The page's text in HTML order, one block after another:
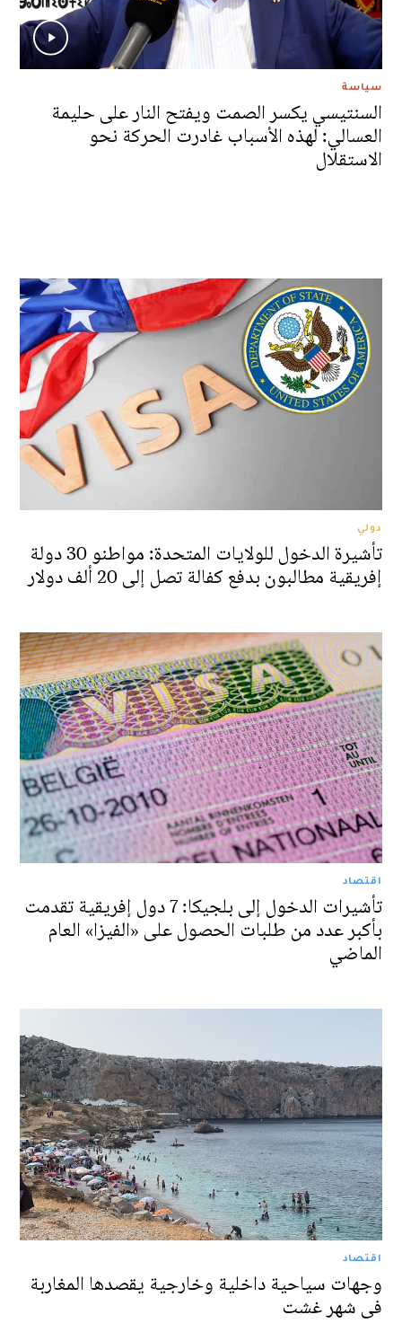
سياسة
السنتيسي يكسر الصمت ويفتح النار على حليمة
العسالي: لهذه الأسباب غادرت الحركة نحو
الاستقلال
دولي
تأشيرة الدخول للولايات المتحدة: مواطنو 30 دولة
إفريقية مطالبون بدفع كفالة تصل إلى 20 ألف دولار
اقتصاد
تأشيرات الدخول إلى بلجيكا: 7 دول إفريقية تقدمت
بأكبر عدد من طلبات الحصول على «الفيزا» العام
الماضي
اقتصاد
وجهات سياحية داخلية وخارجية يقصدها المغاربة
في شهر غشت